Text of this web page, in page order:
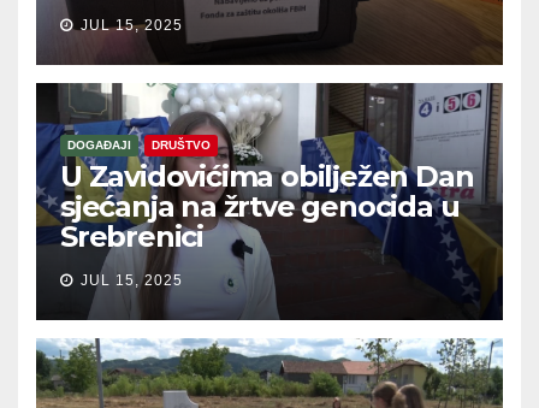
JUL 15, 2025
DOGAĐAJI DRUŠTVO
U Zavidovićima obilježen Dan
sjećanja na žrtve genocida u
Srebrenici
JUL 15, 2025